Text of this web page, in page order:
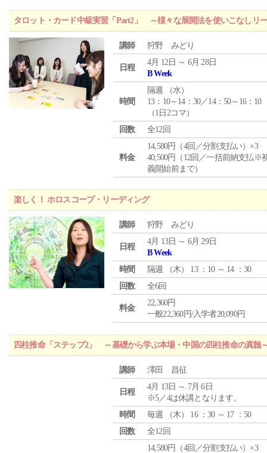
タロット・カード中級実習「Part2」 ～様々な展開法を使いこなしリ
講師 狩野 みどり
日程
4月 12日 ～ 6月 28日
B Week
時間
隔週 （水）
13：10～14：30／14：50～16：10
（1日2コマ）
回数
全12回
料金
14,580円（4回／分割支払い）×3
40,500円（12回／一括前納支払※
義開始前まで）
楽しく！ ホロスコープ・リーディング
講師 狩野 みどり
日程
4月 13日 ～ 6月 29日
B Week
時間
隔週 （木） 13 ：10 ～ 14 ：30
回数
全6回
料金
22,360円
一般22,360円/入学者20,090円
四柱推命「ステップ2」 ～基礎から学ぶ本場・中国の四柱推命の真髄
講師 澤田 昌征
日程
4月 13日 ～ 7月 6日
※5／4は休講となります。
時間
毎週 （木） 16 ：30 ～ 17 ：50
回数
全12回
14,580円（4回／分割支払い）×3